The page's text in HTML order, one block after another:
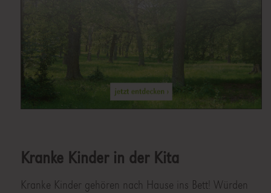
Kranke Kinder in der Kita
Kranke Kinder gehören nach Hause ins Bett! Würden